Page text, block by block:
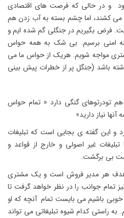
و در حالی که فرصت های اقتصادی
می کشند، اما چشم بسته به آب زدن هم
فرض بگیریم در جنگلی گم شده ایم و
امنی برسیم. بی شک به همه حواس
مواجه شویم. هریک از حواس ما می
باشد (جنگل پر از خطرات پیش بینی
تودرتوهای گنگی دارد « تمام حواس
نیاز دارید»
و این گفته ی بجایی است که تبلیغات
غیر اصولی و خارج از قواعد و
هدف هر مدیر فروش است و یک مشتری
تمام جوانب را در نظر خواهد گرفت تا
خوبی باشیم می بایست تمام آنچه که او
به راستی کدام شیوه تبلیغاتی می تواند